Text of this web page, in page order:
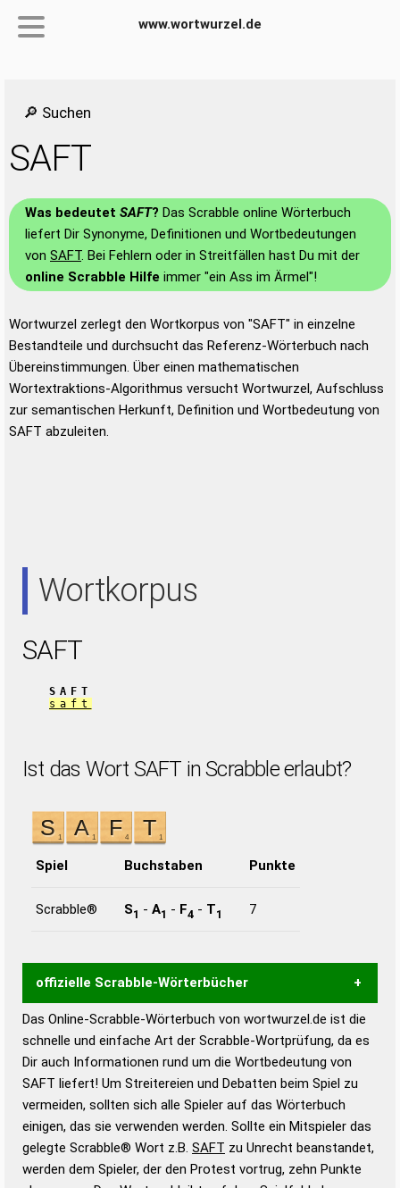
www.wortwurzel.de
🔎 Suchen
SAFT
Was bedeutet SAFT? Das Scrabble online Wörterbuch
liefert Dir Synonyme, Definitionen und Wortbedeutungen
von SAFT. Bei Fehlern oder in Streitfällen hast Du mit der
online Scrabble Hilfe immer "ein Ass im Ärmel"!
Wortwurzel zerlegt den Wortkorpus von "SAFT" in einzelne
Bestandteile und durchsucht das Referenz-Wörterbuch nach
Übereinstimmungen. Über einen mathematischen
Wortextraktions-Algorithmus versucht Wortwurzel, Aufschluss
zur semantischen Herkunft, Definition und Wortbedeutung von
SAFT abzuleiten.
Wortkorpus
SAFT
SAFT
saft
Ist das Wort SAFT in Scrabble erlaubt?
Spiel Buchstaben Punkte
Scrabble® S1 - A1 - F4 - T1 7
offizielle Scrabble-Wörterbücher
Wortwurzel liefert mit Hilfe eines semantischen
Wortanalyse-Algorithmus gute Anhaltspunkte zu
Wortbedeutung, Worttrennung und Wortform, um die
Gültigkeit eines Wortes für das Scrabble-Spiel zu
bestimmen!
zugelassene Turnier Scrabble-
Wörterbücher sind:
Duden – Standardwerk in 12 Bänden
Das Online-Scrabble-Wörterbuch von wortwurzel.de ist die
schnelle und einfache Art der Scrabble-Wortprüfung, da es
Dir auch Informationen rund um die Wortbedeutung von
SAFT liefert! Um Streitereien und Debatten beim Spiel zu
vermeiden, sollten sich alle Spieler auf das Wörterbuch
einigen, das sie verwenden werden. Sollte ein Mitspieler das
gelegte Scrabble® Wort z.B. SAFT zu Unrecht beanstandet,
werden dem Spieler, der den Protest vortrug, zehn Punkte